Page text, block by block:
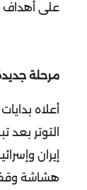
على أهداف
مرحلة
أعلاه
التوتر بعد
إيران
هشاشة وقف